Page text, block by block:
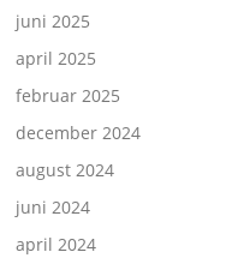
juni 2025
april 2025
februar 2025
december 2024
august 2024
juni 2024
april 2024